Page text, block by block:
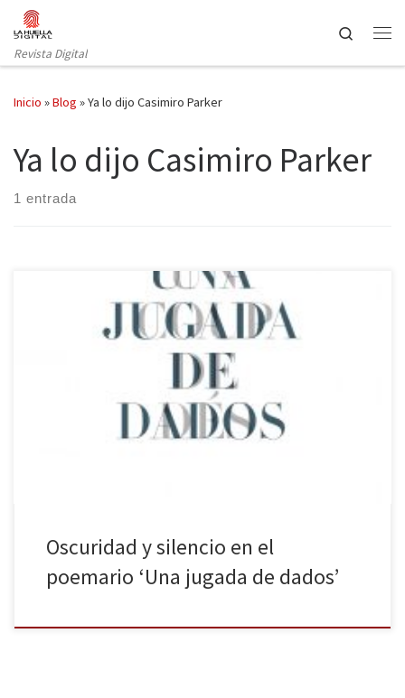
Saltar al contenido
Revista Digital
Search
Inicio »Blog »Ya lo dijo Casimiro Parker
Ya lo dijo Casimiro Parker
1 entrada
La poesía, de un tiempo a esta parte, se está ganando a un
público cada vez más amplio. Ya lo dijo Casimiro Parker presenta
en Una jugada de dados a uno de los poetas más vanguardistas
de finales del XIX y principios del XX: Stéphane Mallarmé.
La edición bilingüe, traducida por Pilar Gómez […]
Oscuridad y silencio en el
poemario ‘Una jugada de dados’